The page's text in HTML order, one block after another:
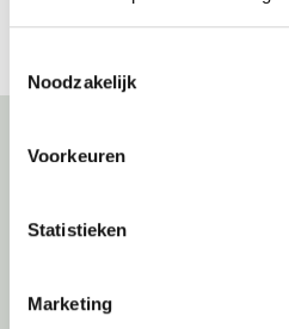
Noodzakelijk
Voorkeuren
Statistieken
Marketing
Als grootste onafhankelijke
passie en enthousiasme in om juist
realiseren: de allerbeste